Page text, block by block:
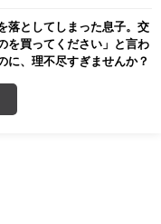
落としてしまった息子。交
を買ってください」と言わ
に、理不尽すぎませんか？